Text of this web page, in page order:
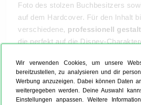
Wir verwenden Cookies, um unsere
bereitzustellen, zu analysieren und dir
Werbung anzuzeigen. Dabei können Daten
weitergegeben werden. Deine Auswahl
Einstellungen anpassen. Weitere
Foto des stolzen Buchbesitzers
auf dem Hardcover. Für den Inhalt
verschiedene, professionell
die perfekt auf die Disney-
dem das Cover Deine persönliche
und die Innenseiten durch gewohnte
überzeugen.